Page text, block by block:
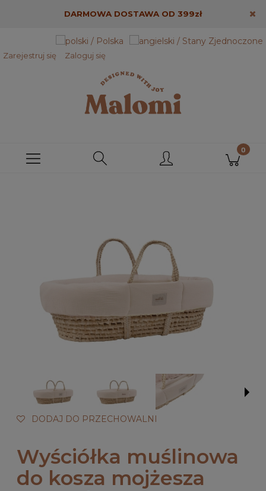
DARMOWA DOSTAWA OD 399zł
Zarejestruj się Zaloguj się
DODAJ DO PRZECHOWALNI
Wyściółka muślinowa
do kosza mojżesza